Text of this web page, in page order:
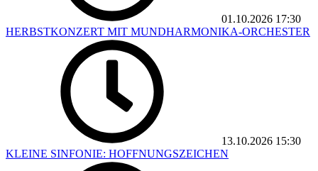
01.10.2026 17:30
HERBSTKONZERT MIT MUNDHARMONIKA-ORCHESTER
13.10.2026 15:30
KLEINE SINFONIE: HOFFNUNGSZEICHEN